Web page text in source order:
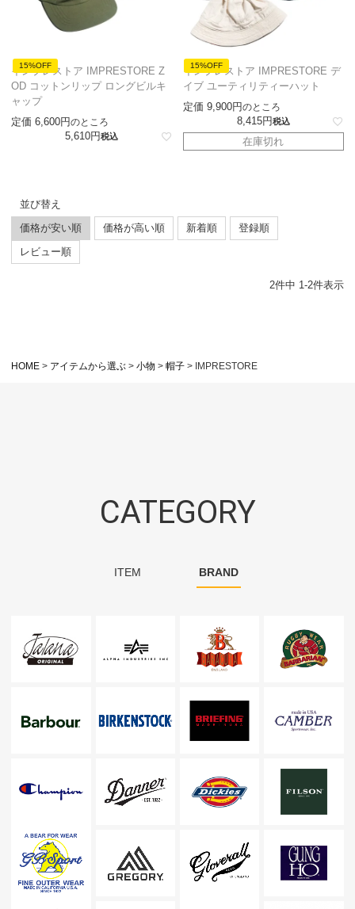
15%OFF
インプレストア IMPRESTORE Z
OD コットンリップ ロングビルキ
ャップ
定価 6,600 のところ
5,610 税込
15%OFF
インプレストア IMPRESTORE デ
イブ ユーティリティーハット
定価 9,900 のところ
8,415 税込
在庫切れ
並び替え
価格が安い順
価格が高い順 新着順
登録順
レビュー順
2件中 1-2件表示
HOME アイテムから選ぶ 小物 帽子 IMPRESTORE
CATEGORY
ITEM BRAND